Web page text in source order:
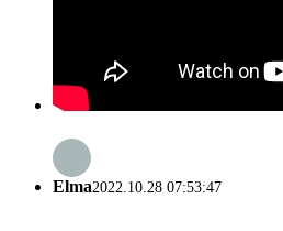
Elma2022.10.28 07:53:47